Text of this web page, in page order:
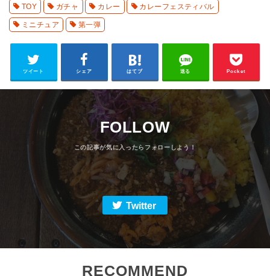
TOY ガチャ カレー カレーフェスティバル
ミニチュア 第一弾
ツイート シェア はてブ 送る Pocket
FOLLOW
Twitter
RECOMMEND